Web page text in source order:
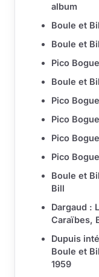
album
Boule et
Boule et
Pico
Boule et
Pico
Pico
Pico
Pico
Boule et
Bill
Dargaud :
Caraïbes,
Dupuis
Boule et
1959